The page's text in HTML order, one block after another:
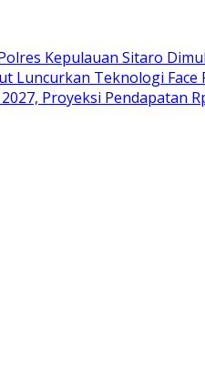
Kepulauan Sitaro
Luncurkan Teknologi Face
Proyeksi Pendapatan